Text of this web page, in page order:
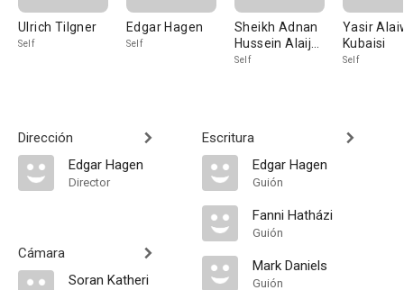
Ulrich Tilgner
Self
Edgar Hagen
Self
Sheikh Adnan
Hussein Alaij
Al-Jumaili
Self
Yasir
Kubaisi
Self
Dirección
Edgar Hagen
Director
Cámara
Soran Katheri
Escritura
Edgar Hagen
Guión
Fanni Hatházi
Guión
Mark Daniels
Guión